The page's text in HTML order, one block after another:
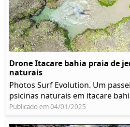
Drone Itacare bahia praia de
naturais
Photos Surf Evolution. Um
psicinas naturais em itacare
Publicado em 04/01/2025